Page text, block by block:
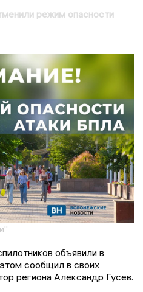
режим опасности
объявили в
сообщил в своих
региона Александр Гусев.